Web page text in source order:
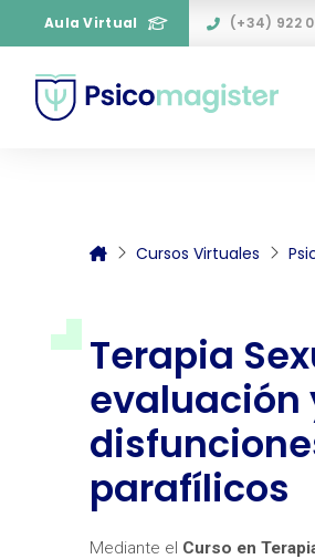
Aula Virtual (+34) 922
Cursos Virtuales
Terapia
evaluación
parafílicos
Mediante el Curso en